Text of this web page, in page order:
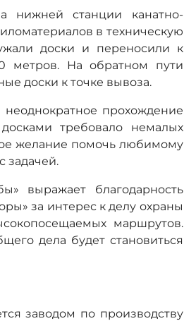
нижней станции канатно-
в техническую
доски и переносили к
метров. На обратном пути
доски к точке вывоза.
прохождение
требовало немалых
желание помочь любимому
задачей.
выражает благодарность
за интерес к делу охраны
маршрутов.
дела будет становиться
заводом по производству